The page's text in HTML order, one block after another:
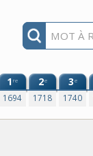
1re
1694
2e
1718
3e
1740